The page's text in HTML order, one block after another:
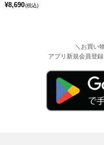
¥8,690(税込)
＼お買い
アプリ新規会員登